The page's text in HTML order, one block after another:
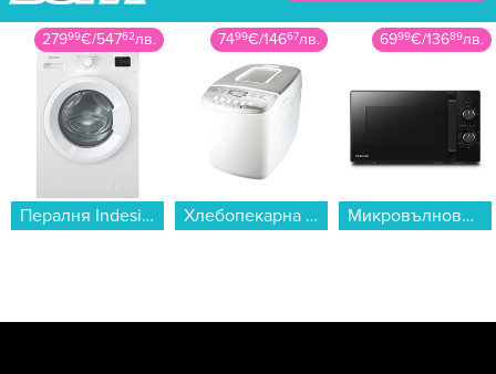
7499€/14667лв.
Хлебопекарна Finlux FBM-1625W , 1600 грама , 2 Литри, 850 W...
6999€/13689лв.
Микровълнова фурна Toshiba MW-MM20PBK , 20 Литри, 800 W...
6999€/13689лв.
Грил преса Finlux DIGIMA...